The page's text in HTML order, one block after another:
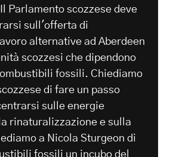
Parlamento scozzese deve
sull'offerta di
alternative ad Aberdeen
scozzesi che dipendono
fossili. Chiediamo
di fare un passo
sulle energie
rinaturalizzazione e sulla
a Nicola Sturgeon di